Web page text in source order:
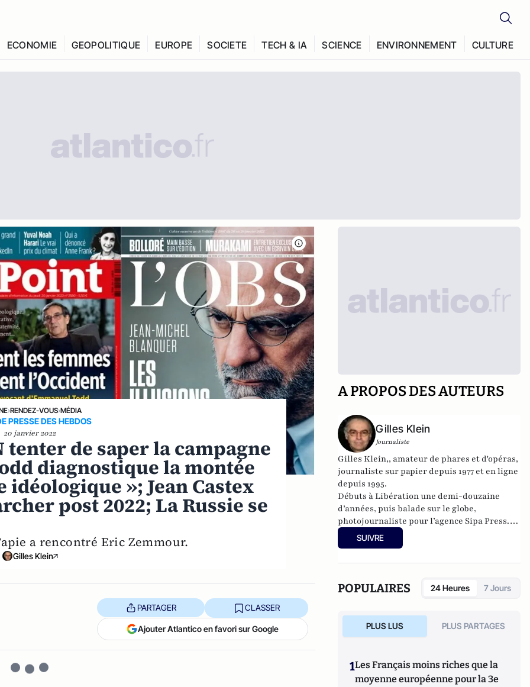
ECONOMIE GEOPOLITIQUE EUROPE SOCIETE TECH & IA SCIENCE ENVIRONNEMENT CULTURE
›RENDEZ-VOUS›MÉDIA
PRESSE DES HEBDOS
20 janvier 2022
tenter de saper la campagne
diagnostique la montée
»; Jean Castex
post 2022; La Russie se
a rencontré Eric Zemmour.
Gilles Klein
PARTAGER CLASSER
Ajouter Atlantico en favori sur Google
A PROPOS DES AUTEURS
Gilles Klein
Journaliste
Gilles Klein,, amateur de phares et d'opéras,
journaliste sur papier depuis 1977 et en ligne
depuis 1995.
Débuts à Libération une demi-douzaine
d’années, puis balade sur le globe,
photojournaliste pour l’agence Sipa Press.
Ensuite, responsable de la rubrique
Multimedia de ELLE, avant d’écrire sur les
avec Le Phare à partir de 2005 sur le site du
Monde qui a fermé sa plateforme de blogs.
depuis 2007.
SUIVRE
POPULAIRES 24 Heures 7 Jours
PLUS LUS PLUS PARTAGES
1Les Français moins riches que la
moyenne européenne pour la 3e